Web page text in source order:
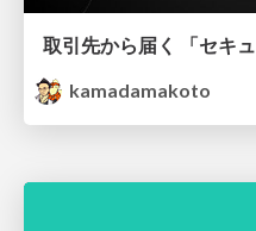
kamadamakoto